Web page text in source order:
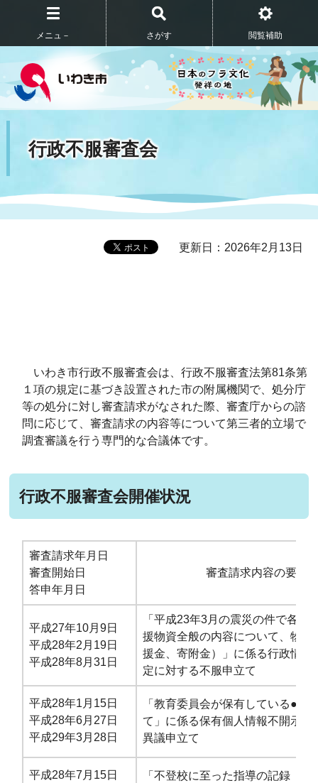
メニュ－ さがす 閲覧補助
行政不服審査会
更新日：2026年2月13日
いわき市行政不服審査会は、行政不服審査法第81条第
１項の規定に基づき設置された市の附属機関で、処分庁
等の処分に対し審査請求がなされた際、審査庁からの諮
問に応じて、審査請求の内容等について第三者的立場で
調査審議を行う専門的な合議体です。
行政不服審査会開催状況
審査請求年月日
審査開始日
答申年月日
審査請求内容の要旨
平成27年10月9日
平成28年2月19日
平成28年8月31日
「平成23年3月の震災の件で各方
援物資全般の内容について、物資
援金、寄附金）」に係る行政情報
定に対する不服申立て
平成28年1月15日
平成28年6月27日
平成29年3月28日
「教育委員会が保有している
て」に係る保有個人情報不開示決
異議申立て
平成28年7月15日
「不登校に至った指導の記録（